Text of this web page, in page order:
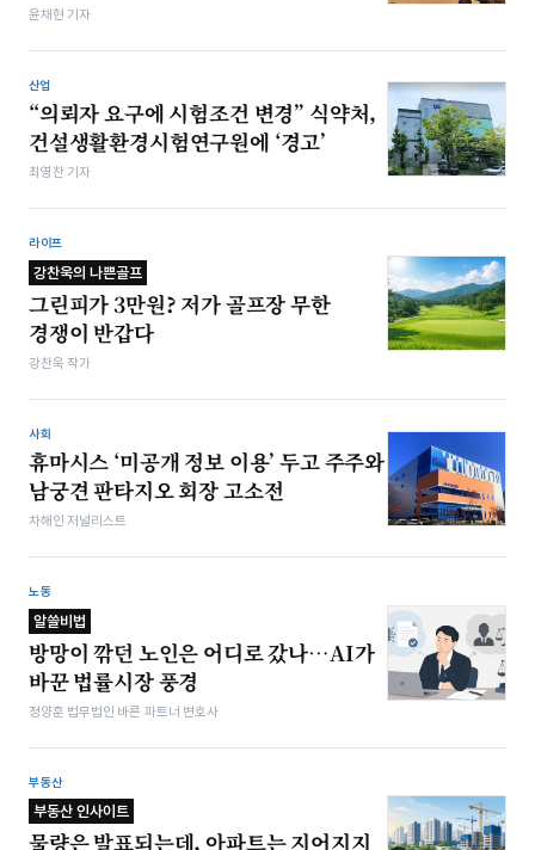
윤채현 기자
산업
“의뢰자 요구에 시험조건 변경” 식약처,
건설생활환경시험연구원에 ‘경고’
최영찬 기자
라이프
강찬욱의 나쁜골프
그린피가 3만원? 저가 골프장 무한
경쟁이 반갑다
강찬욱 작가
사회
휴마시스 ‘미공개 정보 이용’ 두고 주주와
남궁견 판타지오 회장 고소전
차해인 저널리스트
노동
알쓸비법
방망이 깎던 노인은 어디로 갔나…AI가
바꾼 법률시장 풍경
정양훈 법무법인 바른 파트너 변호사
부동산
부동산 인사이트
물량은 발표되는데, 아파트는 지어지지